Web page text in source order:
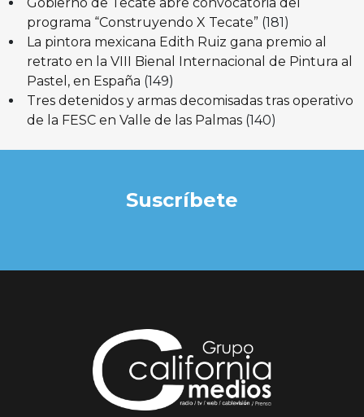
programa “Construyendo X Tecate” (181)
La pintora mexicana Edith Ruiz gana premio al
retrato en la VIII Bienal Internacional de Pintura al
Pastel, en España (149)
Tres detenidos y armas decomisadas tras operativo
de la FESC en Valle de las Palmas (140)
Suscríbete